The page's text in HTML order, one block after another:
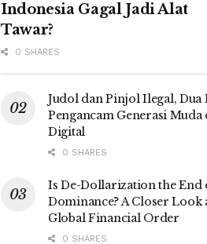
Indonesia Gagal Jadi Alat
Tawar?
0 SHARES
Judol dan Pinjol Ilegal, Dua
Pengancam Generasi Muda
Digital
0 SHARES
Is De-Dollarization the End
Dominance? A Closer Look
Global Financial Order
0 SHARES